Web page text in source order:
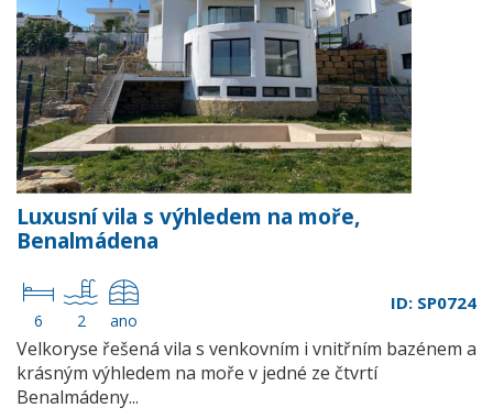
Luxusní vila s výhledem na moře,
Benalmádena
6 2 ano
ID: SP0724
Velkoryse řešená vila s venkovním i vnitřním bazénem a
krásným výhledem na moře v jedné ze čtvrtí
Benalmádeny...